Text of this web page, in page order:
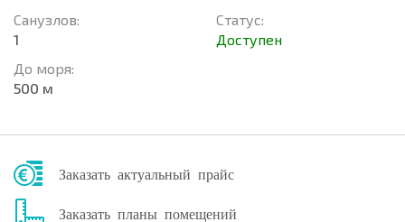
Санузлов:
1
До моря:
500 м
Статус:
Доступен
Заказать актуальный прайс
Заказать планы помещений